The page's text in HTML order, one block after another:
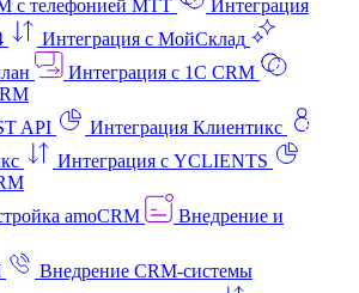
с телефонией МТТ
Интеграция
Интеграция с МойСклад
Интеграция с 1C CRM
API
Интеграция Клиентикс
Интеграция с YCLIENTS
amoCRM
Внедрение и
Внедрение CRM-системы